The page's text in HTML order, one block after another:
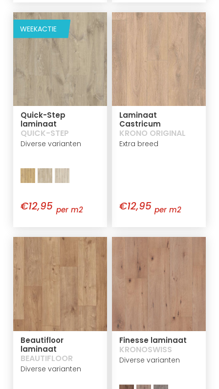
WEEKACTIE
Quick-Step
laminaat
QUICK-STEP
Diverse varianten
€12,95 per m2
Laminaat
Castricum
KRONO ORIGINAL
Extra breed
€12,95 per m2
Beautifloor
laminaat
BEAUTIFLOOR
Diverse varianten
Finesse laminaat
KRONOSWISS
Diverse varianten